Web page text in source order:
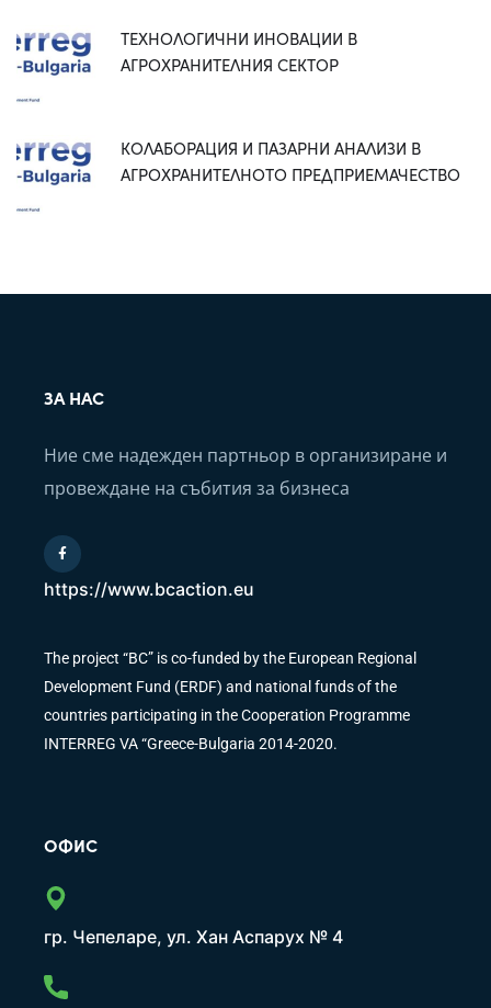
ТЕХНОЛОГИЧНИ ИНОВАЦИИ В
АГРОХРАНИТЕЛНИЯ СЕКТОР
КОЛАБОРАЦИЯ И ПАЗАРНИ АНАЛИЗИ В
АГРОХРАНИТЕЛНОТО ПРЕДПРИЕМАЧЕСТВО
ЗА НАС
Ние сме надежден партньор в организиране и
провеждане на събития за бизнеса
https://www.bcaction.eu
The project “BC” is co-funded by the European Regional
Development Fund (ERDF) and national funds of the
countries participating in the Cooperation Programme
INTERREG VA “Greece-Bulgaria 2014-2020.
ОФИС
гр. Чепеларе, ул. Хан Аспарух № 4